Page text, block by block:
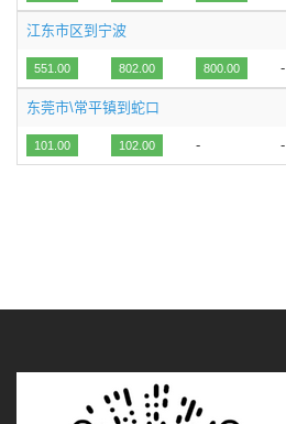
江东市区到宁波
551.00 802.00 800.00 -
东莞市\常平镇到蛇口
101.00 102.00 - -